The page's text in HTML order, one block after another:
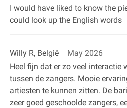
I would have liked to know the
could look up the English words
Willy R, België
May 2026
Heel fijn dat er zo veel interactie
tussen de zangers. Mooie
artiesten te kunnen zitten. De
zeer goed geschoolde zangers,